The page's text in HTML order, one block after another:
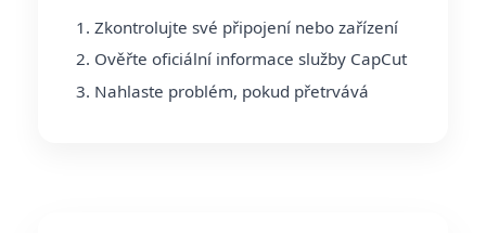
Zkontrolujte své připojení nebo zařízení
Ověřte oficiální informace služby CapCut
Nahlaste problém, pokud přetrvává